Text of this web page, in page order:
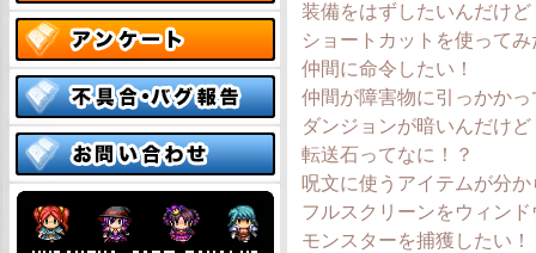
装備をはずしたいんだけど
ショートカットを使ってみ
仲間に命令したい！
仲間が障害物に引っかか
ダンジョンが暗いんだけど
転送石ってなに！？
呪文に使うアイテムが分
フルスクリーンをウィン
モンスターを捕獲したい！